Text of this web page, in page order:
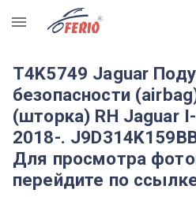
R
T4K5749 Jaguar
безопасности
(шторка) RH Jaguar
2018-.
Для просмотра
перейдите по